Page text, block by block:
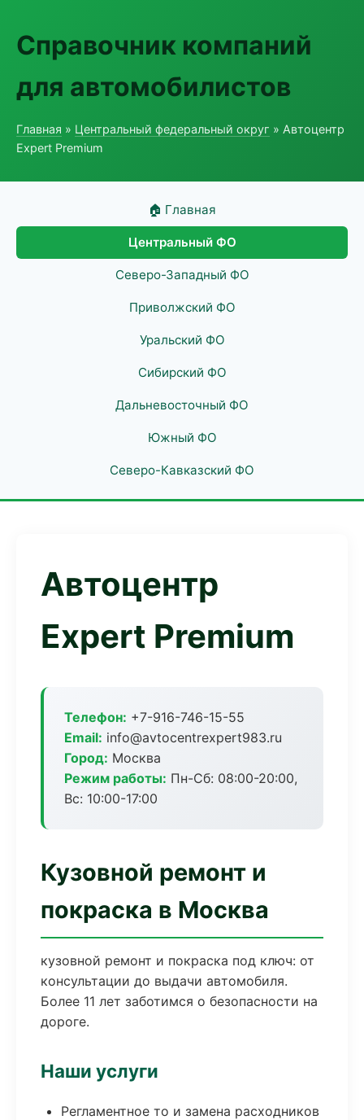
Справочник компаний
для автомобилистов
Главная » Центральный федеральный округ » Автоцентр
Expert Premium
🏠 Главная
Центральный ФО
Северо-Западный ФО
Приволжский ФО
Уральский ФО
Сибирский ФО
Дальневосточный ФО
Южный ФО
Северо-Кавказский ФО
Автоцентр
Expert Premium
Телефон: +7-916-746-15-55
Email: info@avtocentrexpert983.ru
Город: Москва
Режим работы: Пн-Сб: 08:00-20:00,
Вс: 10:00-17:00
Кузовной ремонт и
покраска в Москва
кузовной ремонт и покраска под ключ: от
консультации до выдачи автомобиля.
Более 11 лет заботимся о безопасности на
дороге.
Наши услуги
Регламентное то и замена расходников